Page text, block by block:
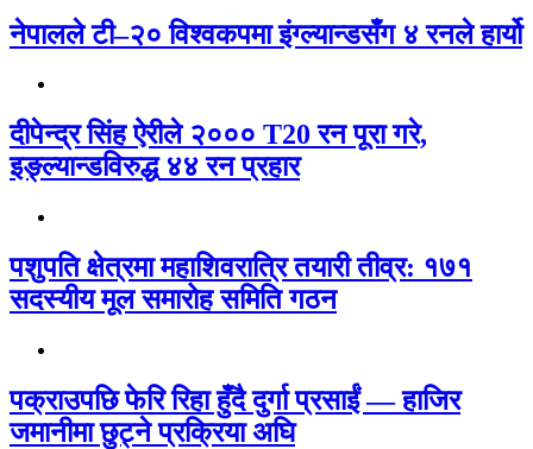
नेपालले टी–२० विश्वकपमा इंग्ल्यान्डसँग ४ रनले हार्यो
दीपेन्द्र सिंह ऐरीले २००० T20 रन पूरा गरे,
इङ्ल्यान्डविरुद्ध ४४ रन प्रहार
पशुपति क्षेत्रमा महाशिवरात्रि तयारी तीव्र: १७१
सदस्यीय मूल समारोह समिति गठन
पक्राउपछि फेरि रिहा हुँदै दुर्गा प्रसाईं — हाजिर
जमानीमा छुट्ने प्रक्रिया अघि